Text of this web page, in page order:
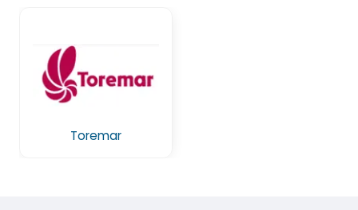
Toremar